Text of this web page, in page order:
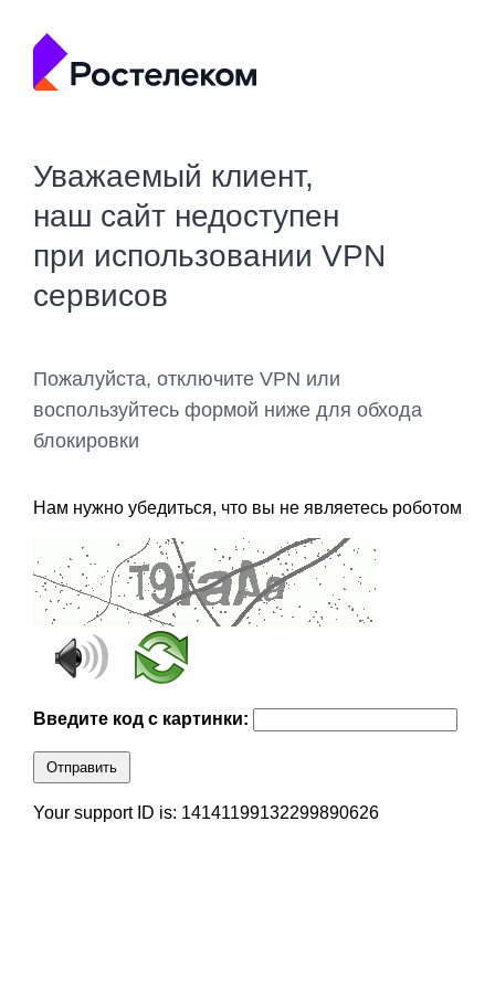
Уважаемый клиент,
наш сайт недоступен
при использовании VPN
сервисов
Пожалуйста, отключите VPN или
воспользуйтесь формой ниже для обхода
блокировки
Нам нужно убедиться, что вы не являетесь роботом
Введите код с картинки:
Отправить
Your support ID is: 14141199132299890626